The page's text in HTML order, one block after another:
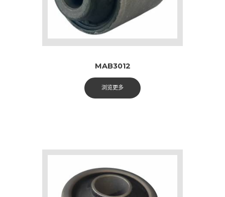
MAB3012
浏览更多